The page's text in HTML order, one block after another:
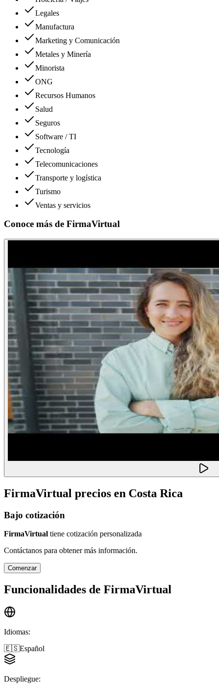
Legales
Manufactura
Marketing y Comunicación
Metales y Minería
Minorista
ONG
Recursos Humanos
Salud
Seguros
Software / TI
Tecnología
Telecomunicaciones
Transporte y logística
Turismo
Ventas y servicios
Conoce más de FirmaVirtual
FirmaVirtual precios en Costa Rica
Bajo cotización
FirmaVirtual tiene cotización personalizada
Contáctanos para obtener más información.
Comenzar
Funcionalidades de FirmaVirtual
Idiomas:
🇪🇸Español
Despliegue: